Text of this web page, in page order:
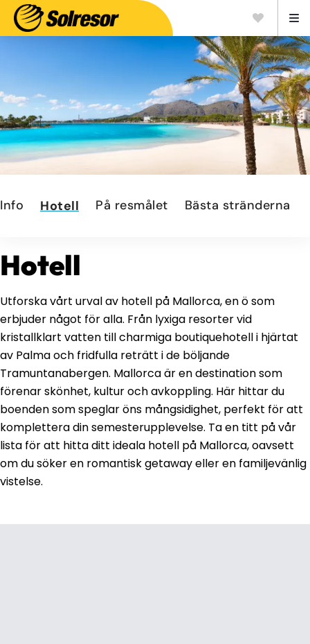
Info Hotell På resmålet Bästa stränderna
Hotell
Utforska vårt urval av hotell på Mallorca, en ö som
erbjuder något för alla. Från lyxiga resorter vid
kristallklart vatten till charmiga boutiquehotell i hjärtat
av Palma och fridfulla reträtt i de böljande
Tramuntanabergen. Mallorca är en destination som
förenar skönhet, kultur och avkoppling. Här hittar du
boenden som speglar öns mångsidighet, perfekt för att
komplettera din semesterupplevelse. Ta en titt på vår
lista för att hitta ditt ideala hotell på Mallorca, oavsett
om du söker en romantisk getaway eller en familjevänlig
vistelse.